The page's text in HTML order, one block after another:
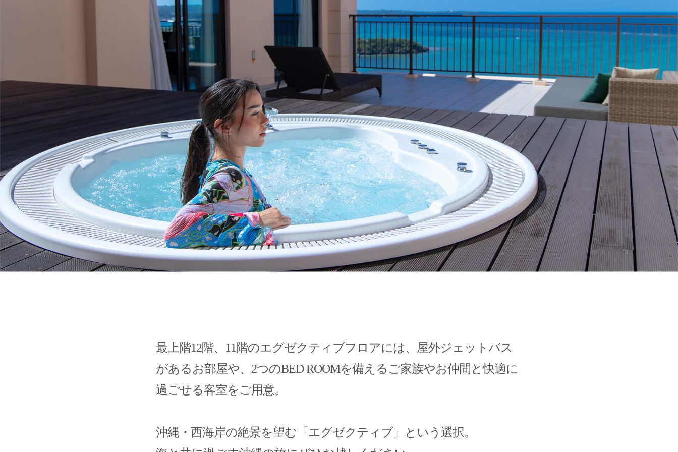
最上階12階、11階のエグゼクティブフロアには、屋外ジェットバス
があるお部屋や、2つのBED ROOMを備えるご家族やお仲間と快適に
過ごせる客室をご用意。
沖縄・西海岸の絶景を望む「エグゼクティブ」という選択。